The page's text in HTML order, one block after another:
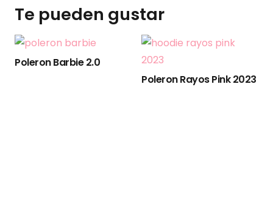
Te pueden gustar
Poleron Barbie 2.0
Poleron Rayos Pink 2023